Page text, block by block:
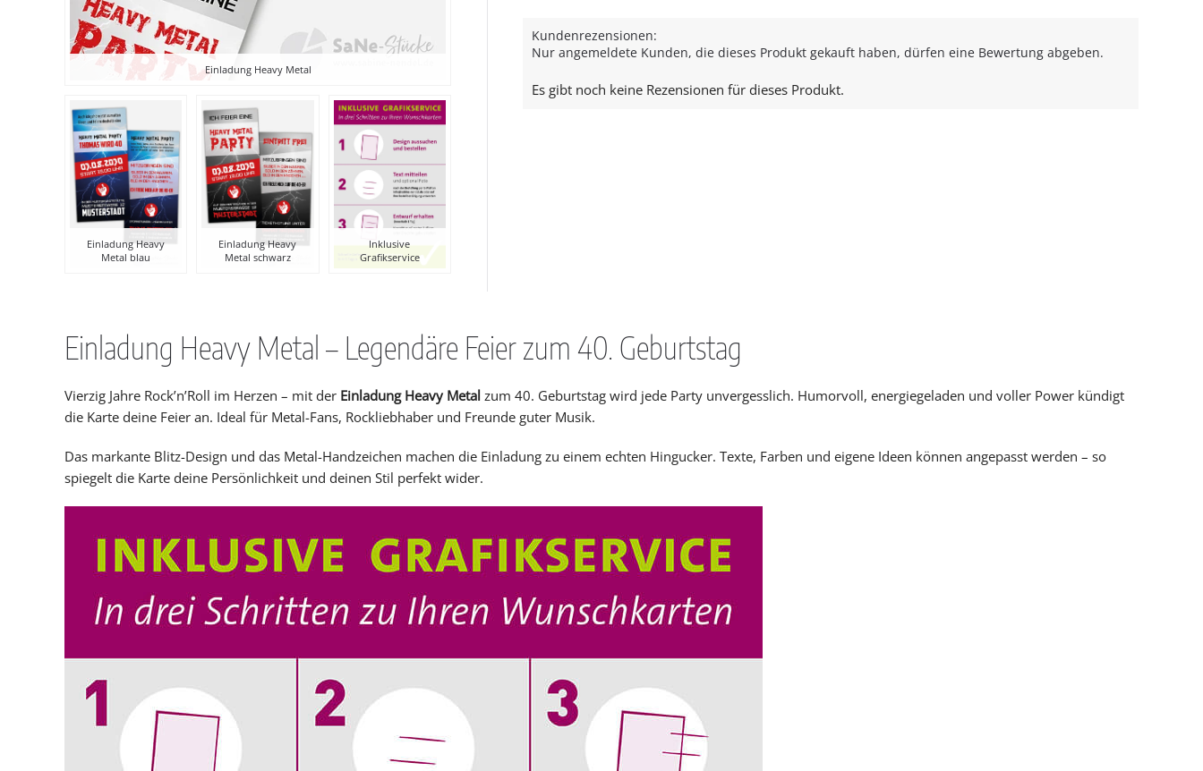
Einladung Heavy Metal
Einladung Heavy
Metal blau
Einladung Heavy
Metal schwarz
Inklusive
Grafikservice
Kundenrezensionen:
Nur angemeldete Kunden, die dieses Produkt gekauft haben, dürfen eine Bewertung abgeben.
Es gibt noch keine Rezensionen für dieses Produkt.
Einladung Heavy Metal – Legendäre Feier zum 40. Geburtstag
Vierzig Jahre Rock’n’Roll im Herzen – mit der Einladung Heavy Metal zum 40. Geburtstag wird jede Party unvergesslich. Humorvoll, energiegeladen und voller Power kündigt
die Karte deine Feier an. Ideal für Metal-Fans, Rockliebhaber und Freunde guter Musik.
Das markante Blitz-Design und das Metal-Handzeichen machen die Einladung zu einem echten Hingucker. Texte, Farben und eigene Ideen können angepasst werden – so
spiegelt die Karte deine Persönlichkeit und deinen Stil perfekt wider.